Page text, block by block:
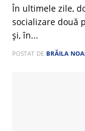
În ultimele zile,
socializare două
și, în...
POSTAT DE BRĂILA